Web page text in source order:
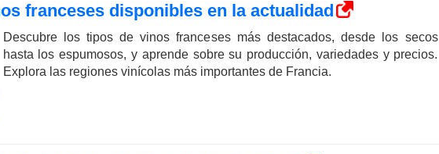
franceses disponibles en la actualidad
Descubre los tipos de vinos franceses más destacados, desde los secos
hasta los espumosos, y aprende sobre su producción, variedades y precios.
Explora las regiones vinícolas más importantes de Francia.